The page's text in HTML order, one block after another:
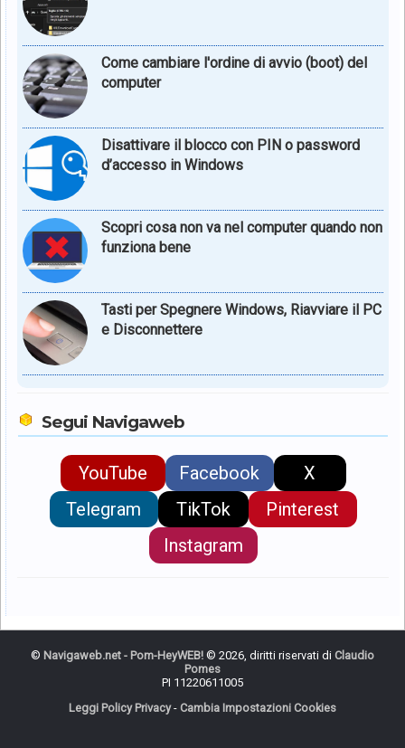
Come cambiare l'ordine di avvio (boot) del
computer
Disattivare il blocco con PIN o password
d’accesso in Windows
Scopri cosa non va nel computer quando non
funziona bene
Tasti per Spegnere Windows, Riavviare il PC
e Disconnettere
Segui Navigaweb
YouTube Facebook
X
Telegram
TikTok
Pinterest
Instagram
© Navigaweb.net - Pom-HeyWEB! © 2026, diritti riservati di Claudio
Pomes
PI 11220611005
Leggi Policy Privacy- Cambia Impostazioni Cookies